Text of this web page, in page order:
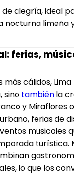
de alegría, ideal
nocturna limeña
ferias,
más cálidos, Lima
sino también la
y Miraflores
ferias de
musicales
turística.
lo que los